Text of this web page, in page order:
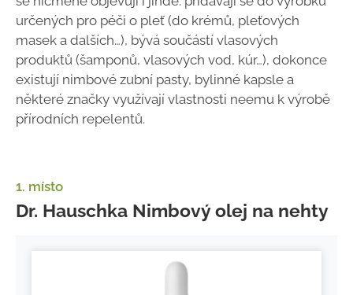
určených pro péči o pleť (do krémů, pleťových
masek a dalších…), bývá součástí vlasových
produktů (šamponů, vlasových vod, kúr…), dokonce
existují nimbové zubní pasty, bylinné kapsle a
některé značky využívají vlastnosti neemu k výrobě
přírodních repelentů.
1. místo
Dr. Hauschka Nimbový olej na nehty